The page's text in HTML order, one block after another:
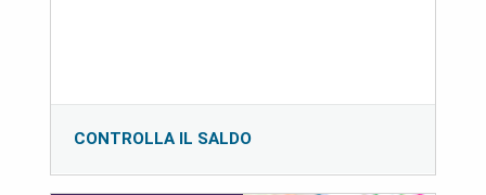
CONTROLLA IL SALDO